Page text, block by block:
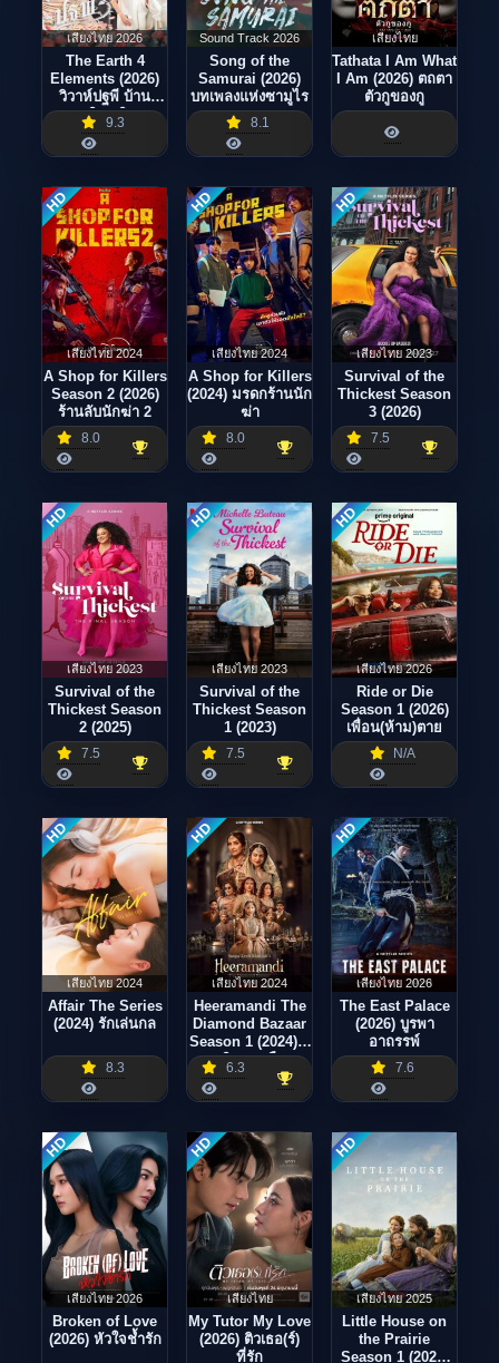
เสียงไทย 2026
The Earth 4
Elements (2026)
วิวาห์ปฐพี บ้าน
วาทินวณิช
9.3
Sound Track 2026
Song of the
Samurai (2026)
บทเพลงแห่งซามูไร
8.1
เสียงไทย
Tathata I Am What
I Am (2026) ตถตา
ตัวกูของกู
HD
เสียงไทย 2024
A Shop for Killers
Season 2 (2026)
ร้านลับนักฆ่า 2
8.0
HD
เสียงไทย 2024
A Shop for Killers
(2024) มรดกร้านนัก
ฆ่า
8.0
HD
เสียงไทย 2023
Survival of the
Thickest Season
3 (2026)
7.5
HD
เสียงไทย 2023
Survival of the
Thickest Season
2 (2025)
7.5
HD
เสียงไทย 2023
Survival of the
Thickest Season
1 (2023)
7.5
HD
เสียงไทย 2026
Ride or Die
Season 1 (2026)
เพื่อน(ห้าม)ตาย
N/A
HD
เสียงไทย 2024
Affair The Series
(2024) รักเล่นกล
8.3
HD
เสียงไทย 2024
Heeramandi The
Diamond Bazaar
Season 1 (2024) ผู้
หญิงงามเมือง
6.3
HD
เสียงไทย 2026
The East Palace
(2026) บูรพา
อาถรรพ์
7.6
HD
เสียงไทย 2026
Broken of Love
(2026) หัวใจช้ำรัก
HD
เสียงไทย
My Tutor My Love
(2026) ติวเธอ(ร์)
ที่รัก
HD
เสียงไทย 2025
Little House on
the Prairie
Season 1 (2026)